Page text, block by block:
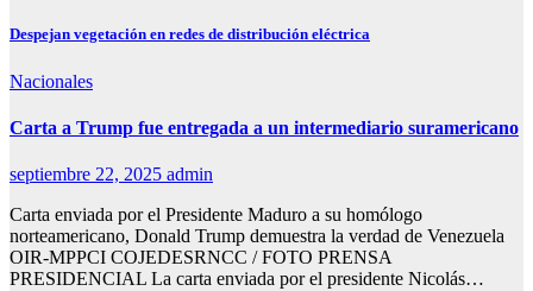
Despejan vegetación en redes de distribución eléctrica
Nacionales
Carta a Trump fue entregada a un intermediario suramericano
septiembre 22, 2025 admin
Carta enviada por el Presidente Maduro a su homólogo
norteamericano, Donald Trump demuestra la verdad de Venezuela
OIR-MPPCI COJEDESRNCC / FOTO PRENSA
PRESIDENCIAL La carta enviada por el presidente Nicolás…